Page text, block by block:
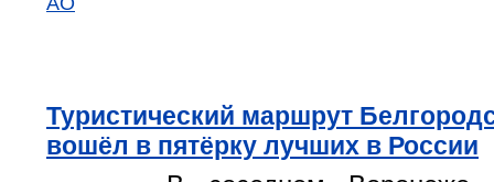
Туристический маршрут
вошёл в пятёрку лучших в России